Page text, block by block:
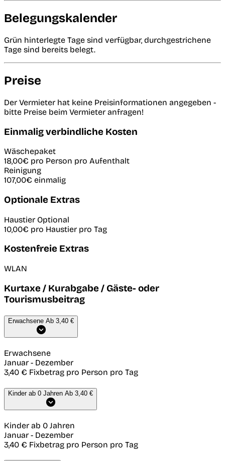
Belegungskalender
Grün hinterlegte Tage sind verfügbar, durchgestrichene
Tage sind bereits belegt.
Preise
Der Vermieter hat keine Preisinformationen angegeben -
bitte Preise beim Vermieter anfragen!
Einmalig verbindliche Kosten
Wäschepaket
18,00€ pro Person pro Aufenthalt
Reinigung
107,00€ einmalig
Optionale Extras
Haustier Optional
10,00€ pro Haustier pro Tag
Kostenfreie Extras
WLAN
Kurtaxe / Kurabgabe / Gäste- oder
Tourismusbeitrag
Erwachsene Ab 3,40 €
Erwachsene
Januar - Dezember
3,40 € Fixbetrag pro Person pro Tag
Kinder ab 0 Jahren Ab 3,40 €
Kinder ab 0 Jahren
Januar - Dezember
3,40 € Fixbetrag pro Person pro Tag